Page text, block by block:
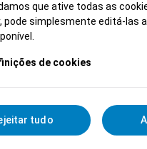
que ative todas as
pode simplesmente editá-las
de cookies
tudo